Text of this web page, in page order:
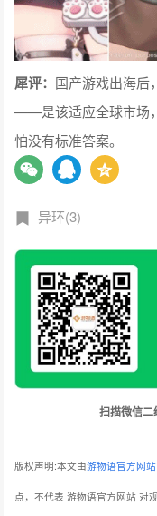
犀评： 国产游戏出海后
——是该适应全球市场
怕没有标准答案。
异环(3)
扫描微信
版权声明:本文由游物语官方网站
点，不代表 游物语官方网站 对